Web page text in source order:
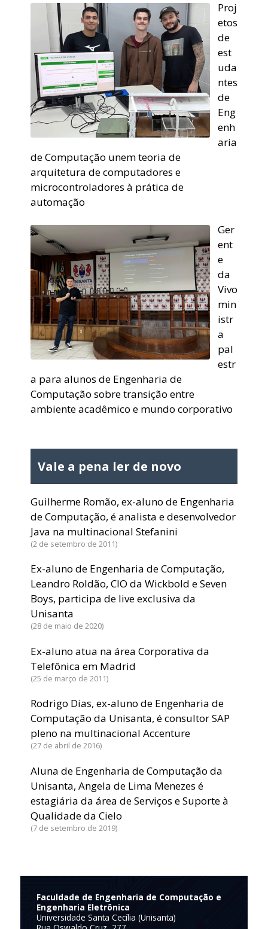
Proj
etos
de
est
uda
ntes
de
Eng
enh
aria
de Computação unem teoria de
arquitetura de computadores e
microcontroladores à prática de
automação
Ger
ent
e
da
Vivo
min
istr
a
pal
estr
a para alunos de Engenharia de
Computação sobre transição entre
ambiente acadêmico e mundo corporativo
Vale a pena ler de novo
Guilherme Romão, ex-aluno de Engenharia
de Computação, é analista e desenvolvedor
Java na multinacional Stefanini
2 de setembro de 2011
Ex-aluno de Engenharia de Computação,
Leandro Roldão, CIO da Wickbold e Seven
Boys, participa de live exclusiva da
Unisanta
28 de maio de 2020
Ex-aluno atua na área Corporativa da
Telefônica em Madrid
25 de março de 2011
Rodrigo Dias, ex-aluno de Engenharia de
Computação da Unisanta, é consultor SAP
pleno na multinacional Accenture
27 de abril de 2016
Aluna de Engenharia de Computação da
Unisanta, Angela de Lima Menezes é
estagiária da área de Serviços e Suporte à
Qualidade da Cielo
7 de setembro de 2019
Faculdade de Engenharia de Computação e
Engenharia Eletrônica
Universidade Santa Cecília (Unisanta)